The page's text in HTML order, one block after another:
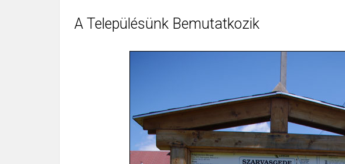
A Településünk Bemutatkozik